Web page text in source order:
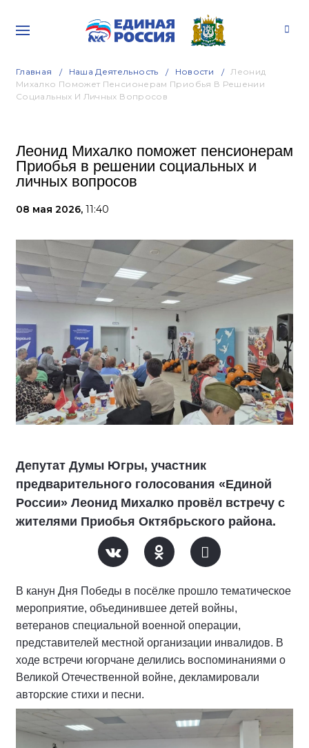
Главная Наша Деятельность Новости
Леонид
Михалко Поможет Пенсионерам Приобья В Решении
Социальных И Личных Вопросов
Леонид Михалко поможет пенсионерам
Приобья в решении социальных и
личных вопросов
08 мая 2026, 11:40
Депутат Думы Югры, участник
предварительного голосования «Единой
России» Леонид Михалко провёл встречу с
жителями Приобья Октябрьского района.
В канун Дня Победы в посёлке прошло тематическое
мероприятие, объединившее детей войны,
ветеранов специальной военной операции,
представителей местной организации инвалидов. В
ходе встречи югорчане делились воспоминаниями о
Великой Отечественной войне, декламировали
авторские стихи и песни.